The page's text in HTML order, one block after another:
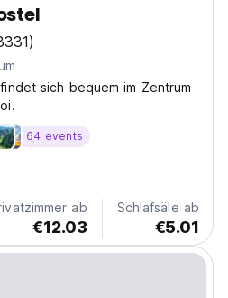
sich bequem im Zentrum
64 events
ab
€12.03
Schlafsäle ab
€5.01